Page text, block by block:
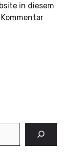
in diesem